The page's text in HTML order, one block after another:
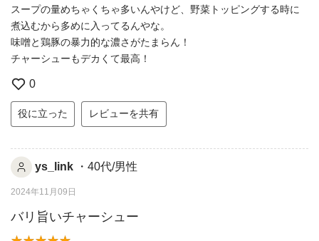
スープの量めちゃくちゃ多いんやけど、野菜トッピングする時に
煮込むから多めに入ってるんやな。
味噌と鶏豚の暴力的な濃さがたまらん！
チャーシューもデカくて最高！
0
役に立った レビューを共有
ys_link ・40代/男性
2024年11月09日
バリ旨いチャーシュー